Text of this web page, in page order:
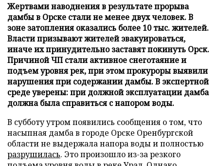
Жертвами наводнения в результате прорыва
дамбы в Орске стали не менее двух человек. В
зоне затопления оказались более 10 тыс. жителей.
Власти призывают жителей эвакуироваться,
иначе их принудительно заставят покинуть Орск.
Причиной ЧП стали активное снеготаяние и
подъем уровня рек, при этом прокуроры выявили
нарушения при содержании дамбы. В экспертной
среде уверены: при должной эксплуатации дамба
должна была справиться с напором воды.
В субботу утром появились сообщения о том, что
насыпная дамба в городе Орске Оренбургской
области не выдержала напора воды и полностью
разрушилась. Это произошло из-за резкого